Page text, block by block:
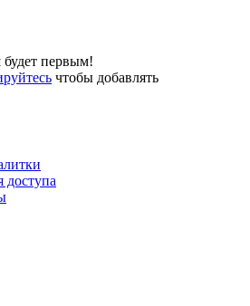
первым!
чтобы добавлять
доступа